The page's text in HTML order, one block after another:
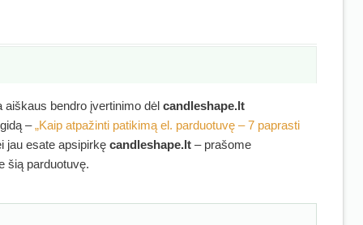
aiškaus bendro įvertinimo dėl candleshape.lt
–„Kaip atpažinti patikimą el. parduotuvę – 7 paprasti
jau esate apsipirkę candleshape.lt – prašome
šią parduotuvę.